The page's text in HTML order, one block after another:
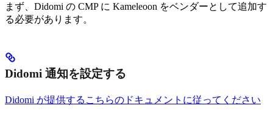
まず、Didomi の CMP に Kameleoon をベンダーとして追加す
る必要があります。
Didomi 通知を設定する
Didomi が提供するこちらのドキュメントに従ってください